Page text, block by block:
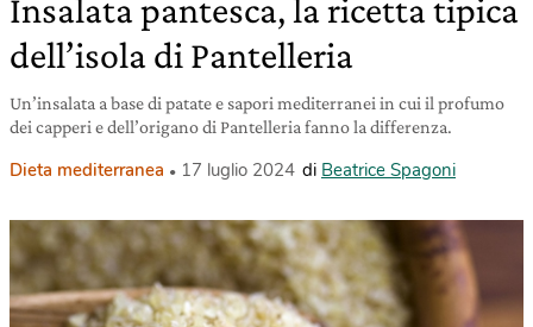
Insalata pantesca, la ricetta tipica
dell’isola di Pantelleria
Un’insalata a base di patate e sapori mediterranei in cui il profumo
dei capperi e dell’origano di Pantelleria fanno la differenza.
Dieta mediterranea 17 luglio 2024 di Beatrice Spagoni